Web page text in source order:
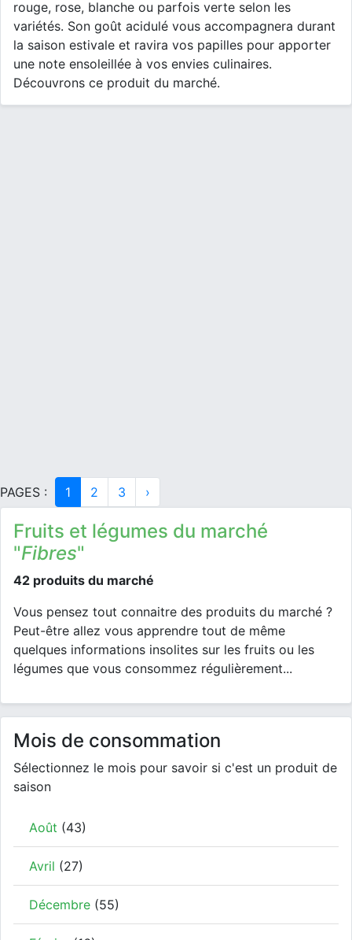
rouge, rose, blanche ou parfois verte selon les
variétés. Son goût acidulé vous accompagnera durant
la saison estivale et ravira vos papilles pour apporter
une note ensoleillée à vos envies culinaires.
Découvrons ce produit du marché.
PAGES : 1 2 3 ›
Fruits et légumes du marché
"Fibres"
42 produits du marché
Vous pensez tout connaitre des produits du marché ?
Peut-être allez vous apprendre tout de même
quelques informations insolites sur les fruits ou les
légumes que vous consommez régulièrement...
Mois de consommation
Sélectionnez le mois pour savoir si c'est un produit de
saison
Août (43)
Avril (27)
Décembre (55)